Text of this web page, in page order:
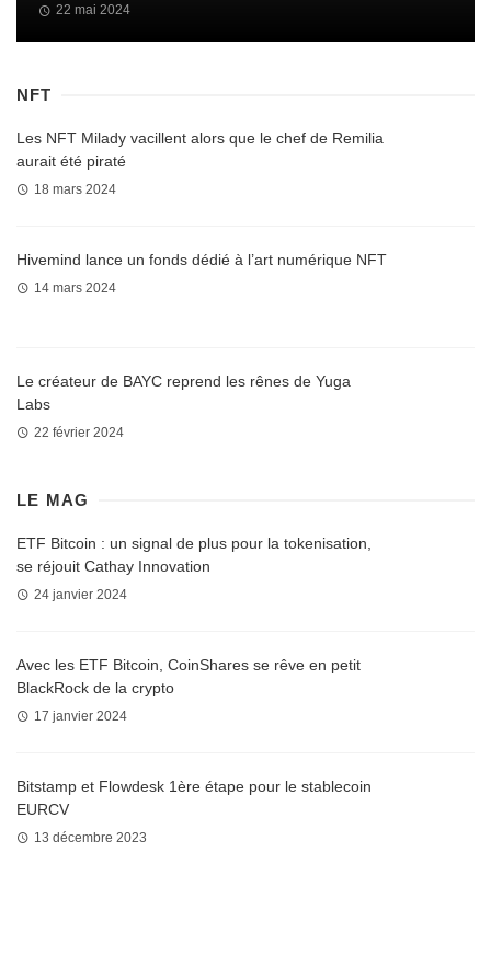
22 mai 2024
NFT
Les NFT Milady vacillent alors que le chef de Remilia
aurait été piraté
18 mars 2024
Hivemind lance un fonds dédié à l’art numérique NFT
14 mars 2024
Le créateur de BAYC reprend les rênes de Yuga
Labs
22 février 2024
LE MAG
ETF Bitcoin : un signal de plus pour la tokenisation,
se réjouit Cathay Innovation
24 janvier 2024
Avec les ETF Bitcoin, CoinShares se rêve en petit
BlackRock de la crypto
17 janvier 2024
Bitstamp et Flowdesk 1ère étape pour le stablecoin
EURCV
13 décembre 2023